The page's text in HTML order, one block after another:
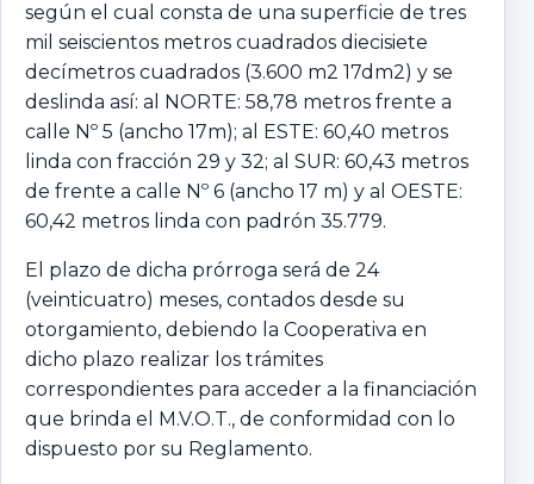
según el cual consta de una superficie de tres
mil seiscientos metros cuadrados diecisiete
decímetros cuadrados (3.600 m2 17dm2) y se
deslinda así: al NORTE: 58,78 metros frente a
calle Nº 5 (ancho 17m); al ESTE: 60,40 metros
linda con fracción 29 y 32; al SUR: 60,43 metros
de frente a calle Nº 6 (ancho 17 m) y al OESTE:
60,42 metros linda con padrón 35.779.
El plazo de dicha prórroga será de 24
(veinticuatro) meses, contados desde su
otorgamiento, debiendo la Cooperativa en
dicho plazo realizar los trámites
correspondientes para acceder a la financiación
que brinda el M.V.O.T., de conformidad con lo
dispuesto por su Reglamento.